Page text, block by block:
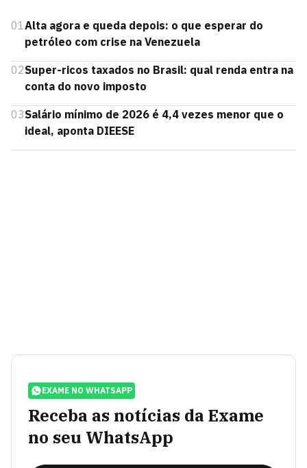
01Alta agora e queda depois: o que esperar do
petróleo com crise na Venezuela
02Super-ricos taxados no Brasil: qual renda entra na
conta do novo imposto
03Salário mínimo de 2026 é 4,4 vezes menor que o
ideal, aponta DIEESE
EXAME NO WHATSAPP
Receba as notícias da Exame
no seu WhatsApp